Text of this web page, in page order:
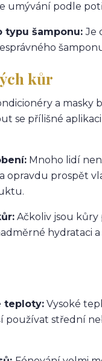
umývání podle
typu šamponu:Je
kůr
a masky
se přílišné
Mnoho lidí
opravdu prospět
Ačkoliv jsou kůry
hydrataci
teploty: Vysoké
používat střední